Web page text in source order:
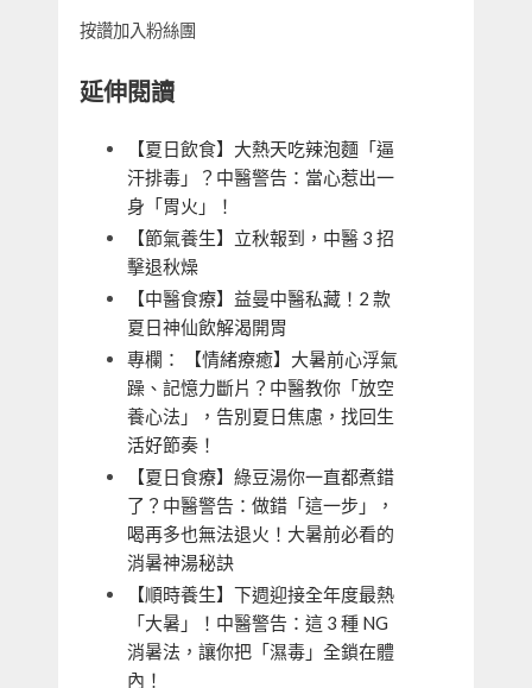
按讚加入粉絲團
延伸閱讀
【夏日飲食】大熱天吃辣泡麵「逼
汗排毒」？中醫警告：當心惹出一
身「胃火」！
【節氣養生】立秋報到，中醫 3 招
擊退秋燥
【中醫食療】益曼中醫私藏！2 款
夏日神仙飲解渴開胃
專欄： 【情緒療癒】大暑前心浮氣
躁、記憶力斷片？中醫教你「放空
養心法」，告別夏日焦慮，找回生
活好節奏！
【夏日食療】綠豆湯你一直都煮錯
了？中醫警告：做錯「這一步」，
喝再多也無法退火！大暑前必看的
消暑神湯秘訣
【順時養生】下週迎接全年度最熱
「大暑」！中醫警告：這 3 種 NG
消暑法，讓你把「濕毒」全鎖在體
內！